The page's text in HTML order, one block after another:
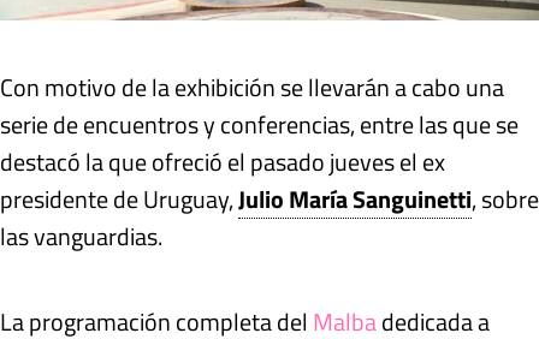
Con motivo de la exhibición se llevarán a cabo una
serie de encuentros y conferencias, entre las que se
destacó la que ofreció el pasado jueves el ex
presidente de Uruguay,Julio María Sanguinetti, sobre
las vanguardias.
La programación completa del Malbadedicada a